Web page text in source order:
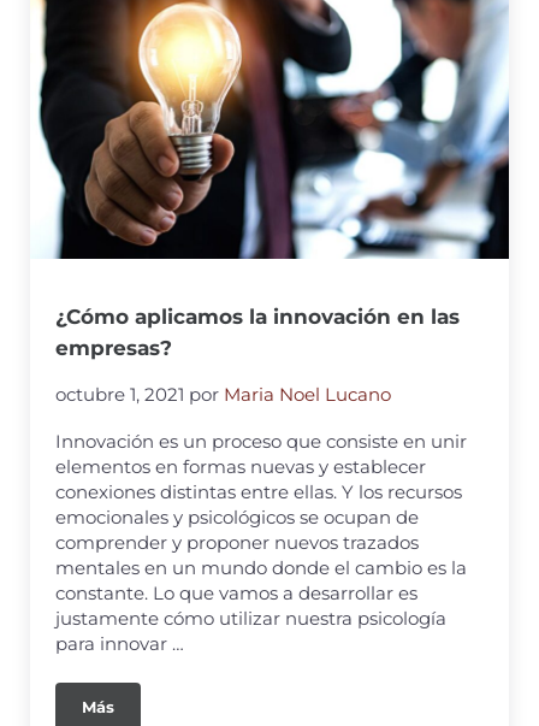
¿Cómo aplicamos la innovación en las
empresas?
octubre 1, 2021 por Maria Noel Lucano
Innovación es un proceso que consiste en unir
elementos en formas nuevas y establecer
conexiones distintas entre ellas. Y los recursos
emocionales y psicológicos se ocupan de
comprender y proponer nuevos trazados
mentales en un mundo donde el cambio es la
constante. Lo que vamos a desarrollar es
justamente cómo utilizar nuestra psicología
para innovar …
Más